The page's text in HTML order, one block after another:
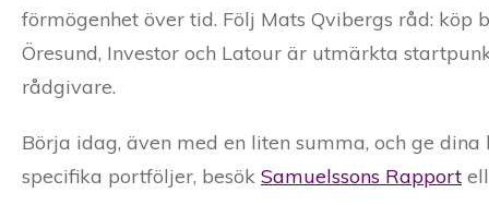
förmögenhet över tid. Följ Mats Qvibergs råd:
Öresund, Investor och Latour är utmärkta
rådgivare.
Börja idag, även med en liten summa, och ge
specifika portföljer, besök Samuelssons Rapport